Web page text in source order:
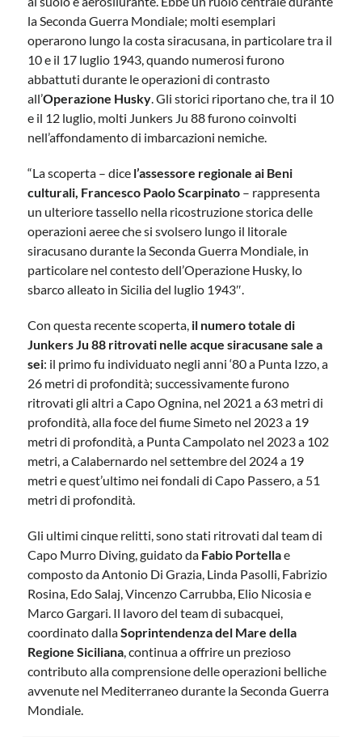
la Seconda Guerra Mondiale; molti esemplari
operarono lungo la costa siracusana, in particolare tra il
10 e il 17 luglio 1943, quando numerosi furono
abbattuti durante le operazioni di contrasto
all’Operazione Husky. Gli storici riportano che, tra il 10
e il 12 luglio, molti Junkers Ju 88 furono coinvolti
nell’affondamento di imbarcazioni nemiche.
“La scoperta – dice l’assessore regionale ai Beni
culturali, Francesco Paolo Scarpinato – rappresenta
un ulteriore tassello nella ricostruzione storica delle
operazioni aeree che si svolsero lungo il litorale
siracusano durante la Seconda Guerra Mondiale, in
particolare nel contesto dell’Operazione Husky, lo
sbarco alleato in Sicilia del luglio 1943″.
Con questa recente scoperta, il numero totale di
Junkers Ju 88 ritrovati nelle acque siracusane sale a
sei: il primo fu individuato negli anni ‘80 a Punta Izzo, a
26 metri di profondità; successivamente furono
ritrovati gli altri a Capo Ognina, nel 2021 a 63 metri di
profondità, alla foce del fiume Simeto nel 2023 a 19
metri di profondità, a Punta Campolato nel 2023 a 102
metri, a Calabernardo nel settembre del 2024 a 19
metri e quest’ultimo nei fondali di Capo Passero, a 51
metri di profondità.
Gli ultimi cinque relitti, sono stati ritrovati dal team di
Capo Murro Diving, guidato da Fabio Portellae
composto da Antonio Di Grazia, Linda Pasolli, Fabrizio
Rosina, Edo Salaj, Vincenzo Carrubba, Elio Nicosia e
Marco Gargari. Il lavoro del team di subacquei,
coordinato dallaSoprintendenza del Mare della
Regione Siciliana, continua a offrire un prezioso
contributo alla comprensione delle operazioni belliche
avvenute nel Mediterraneo durante la Seconda Guerra
Mondiale.